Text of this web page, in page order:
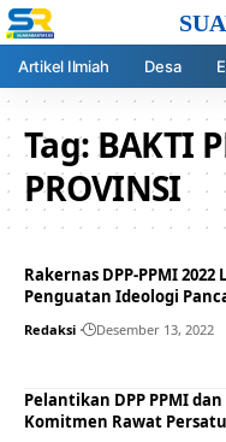
Artikel Ilmiah Desa
Tag:BAKTI
PROVINSI
Rakernas DPP-PPMI
Penguatan Ideologi
Redaksi Desember 13, 2022
Pelantikan DPP PPMI
Komitmen Rawat